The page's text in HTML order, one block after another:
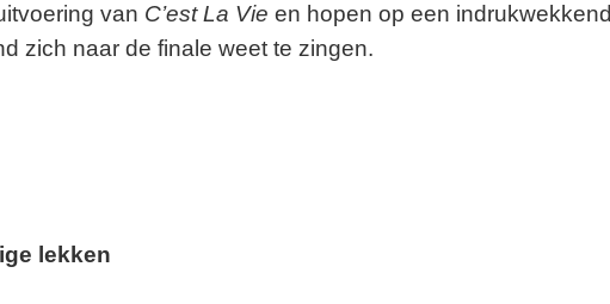
van C’est La Vie en hopen op een indrukwekkend
zich naar de finale weet te zingen.
lekken